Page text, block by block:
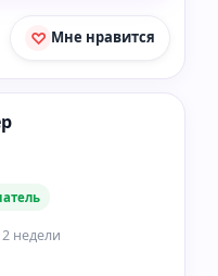
Мне нравится
недели